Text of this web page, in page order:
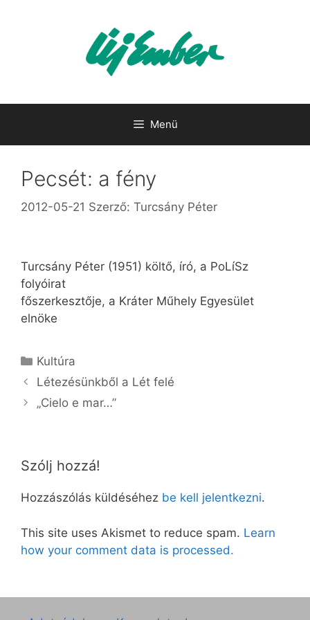
Menü
Pecsét: a fény
2012-05-21 Szerző: Turcsány Péter
Turcsány Péter (1951) költő, író, a PoLíSz
folyóirat
főszerkesztője, a Kráter Műhely Egyesület
elnöke
Kategória
Kultúra
Létezésünkből a Lét felé
„Cielo e mar…”
Szólj hozzá!
Hozzászólás küldéséhez be kell jelentkezni.
This site uses Akismet to reduce spam. Learn
how your comment data is processed.